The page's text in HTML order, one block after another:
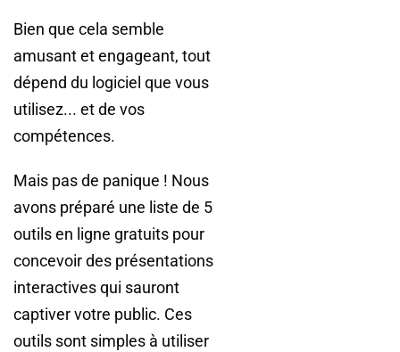
Bien que cela semble
amusant et engageant, tout
dépend du logiciel que vous
utilisez... et de vos
compétences.
Mais pas de panique ! Nous
avons préparé une liste de 5
outils en ligne gratuits pour
concevoir des présentations
interactives qui sauront
captiver votre public. Ces
outils sont simples à utiliser